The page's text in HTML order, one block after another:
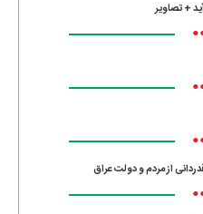
+ تصاویر
از مردم و دولت عراق